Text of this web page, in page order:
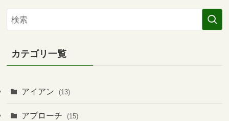
カテゴリ一覧
アイアン (13)
アプローチ (15)